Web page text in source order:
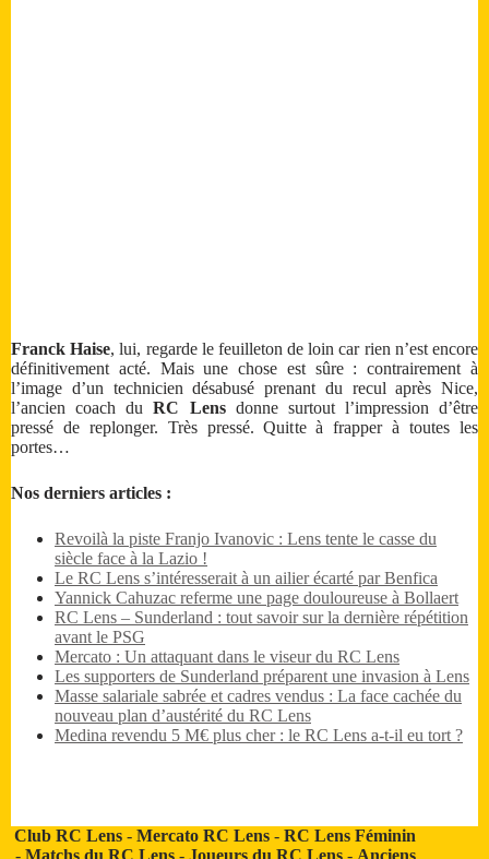
Franck Haise, lui, regarde le feuilleton de loin car rien n’est encore
définitivement acté. Mais une chose est sûre : contrairement à
l’image d’un technicien désabusé prenant du recul après Nice,
l’ancien coach duRC Lensdonne surtout l’impression d’être
pressé de replonger. Très pressé. Quitte à frapper à toutes les
portes…
Nos derniers articles :
Revoilà la piste Franjo Ivanovic : Lens tente le casse du
siècle face à la Lazio !
Le RC Lens s’intéresserait à un ailier écarté par Benfica
Yannick Cahuzac referme une page douloureuse à Bollaert
RC Lens – Sunderland : tout savoir sur la dernière répétition
avant le PSG
Mercato : Un attaquant dans le viseur du RC Lens
Les supporters de Sunderland préparent une invasion à Lens
Masse salariale sabrée et cadres vendus : La face cachée du
nouveau plan d’austérité du RC Lens
Medina revendu 5 M€ plus cher : le RC Lens a-t-il eu tort ?
Club RC Lens -Mercato RC Lens -RC Lens Féminin
- Matchs du RC Lens- Joueurs du RC Lens- Anciens